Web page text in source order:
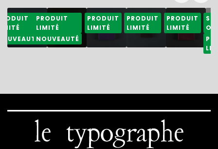
25,50 € 48,50
PRODUIT
LIMITÉ
NOUVEAUTÉ
49,80€
PRODUIT
LIMITÉ
48,50€
PRODUIT
LIMITÉ
49,80€
PRODUIT
LIMITÉ